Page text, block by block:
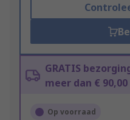
GRATIS
meer dan € 90,00
Op voorraad